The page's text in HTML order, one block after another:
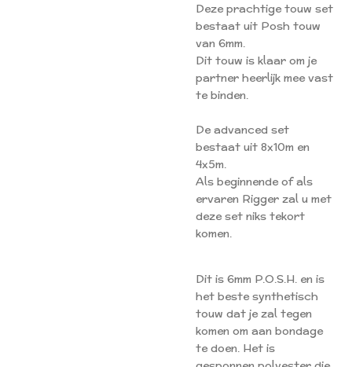
Deze prachtige touw set
bestaat uit Posh touw
van 6mm.
Dit touw is klaar om je
partner heerlijk mee vast
te binden.
De advanced set
bestaat uit 8x10m en
4x5m.
Als beginnende of als
ervaren Rigger zal u met
deze set niks tekort
komen.
Dit is 6mm P.O.S.H. en is
het beste synthetisch
touw dat je zal tegen
komen om aan bondage
te doen. Het is